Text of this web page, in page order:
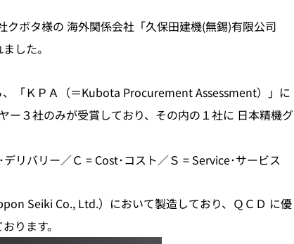
ボタ様の 海外関係会社「久保田建機(無錫)有限公司
した。
「ＫＰＡ（＝Kubota Procurement Assessment）」に
３社のみが受賞しており、その内の１社に 日本精機グ
リバリー／Ｃ = Cost･コスト／Ｓ = Service･サービス
Seiki Co., Ltd.）において製造しており、ＱＣＤ に優
ります。